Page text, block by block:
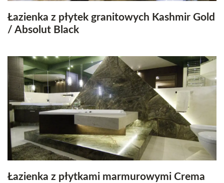
Łazienka z płytek granitowych Kashmir Gold
/ Absolut Black
Łazienka z płytkami marmurowymi Crema